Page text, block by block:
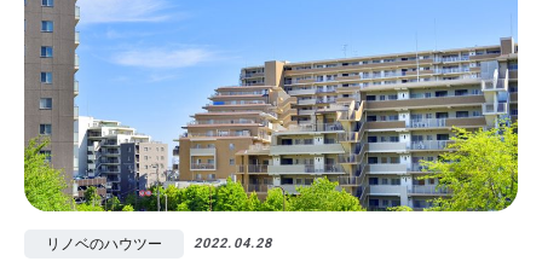
リノベのハウツー 2022.04.28